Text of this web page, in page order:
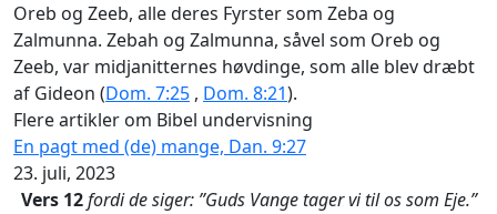
Oreb og Zeeb, alle deres Fyrster som Zeba og
Zalmunna. Zebah og Zalmunna, såvel som Oreb og
Zeeb, var midjanitternes høvdinge, som alle blev dræbt
af Gideon (Dom. 7:25 , Dom. 8:21).
Flere artikler om Bibel undervisning
En pagt med (de) mange, Dan. 9:27
23. juli, 2023
Vers 12 fordi de siger: ”Guds Vange tager vi til os som Eje.”